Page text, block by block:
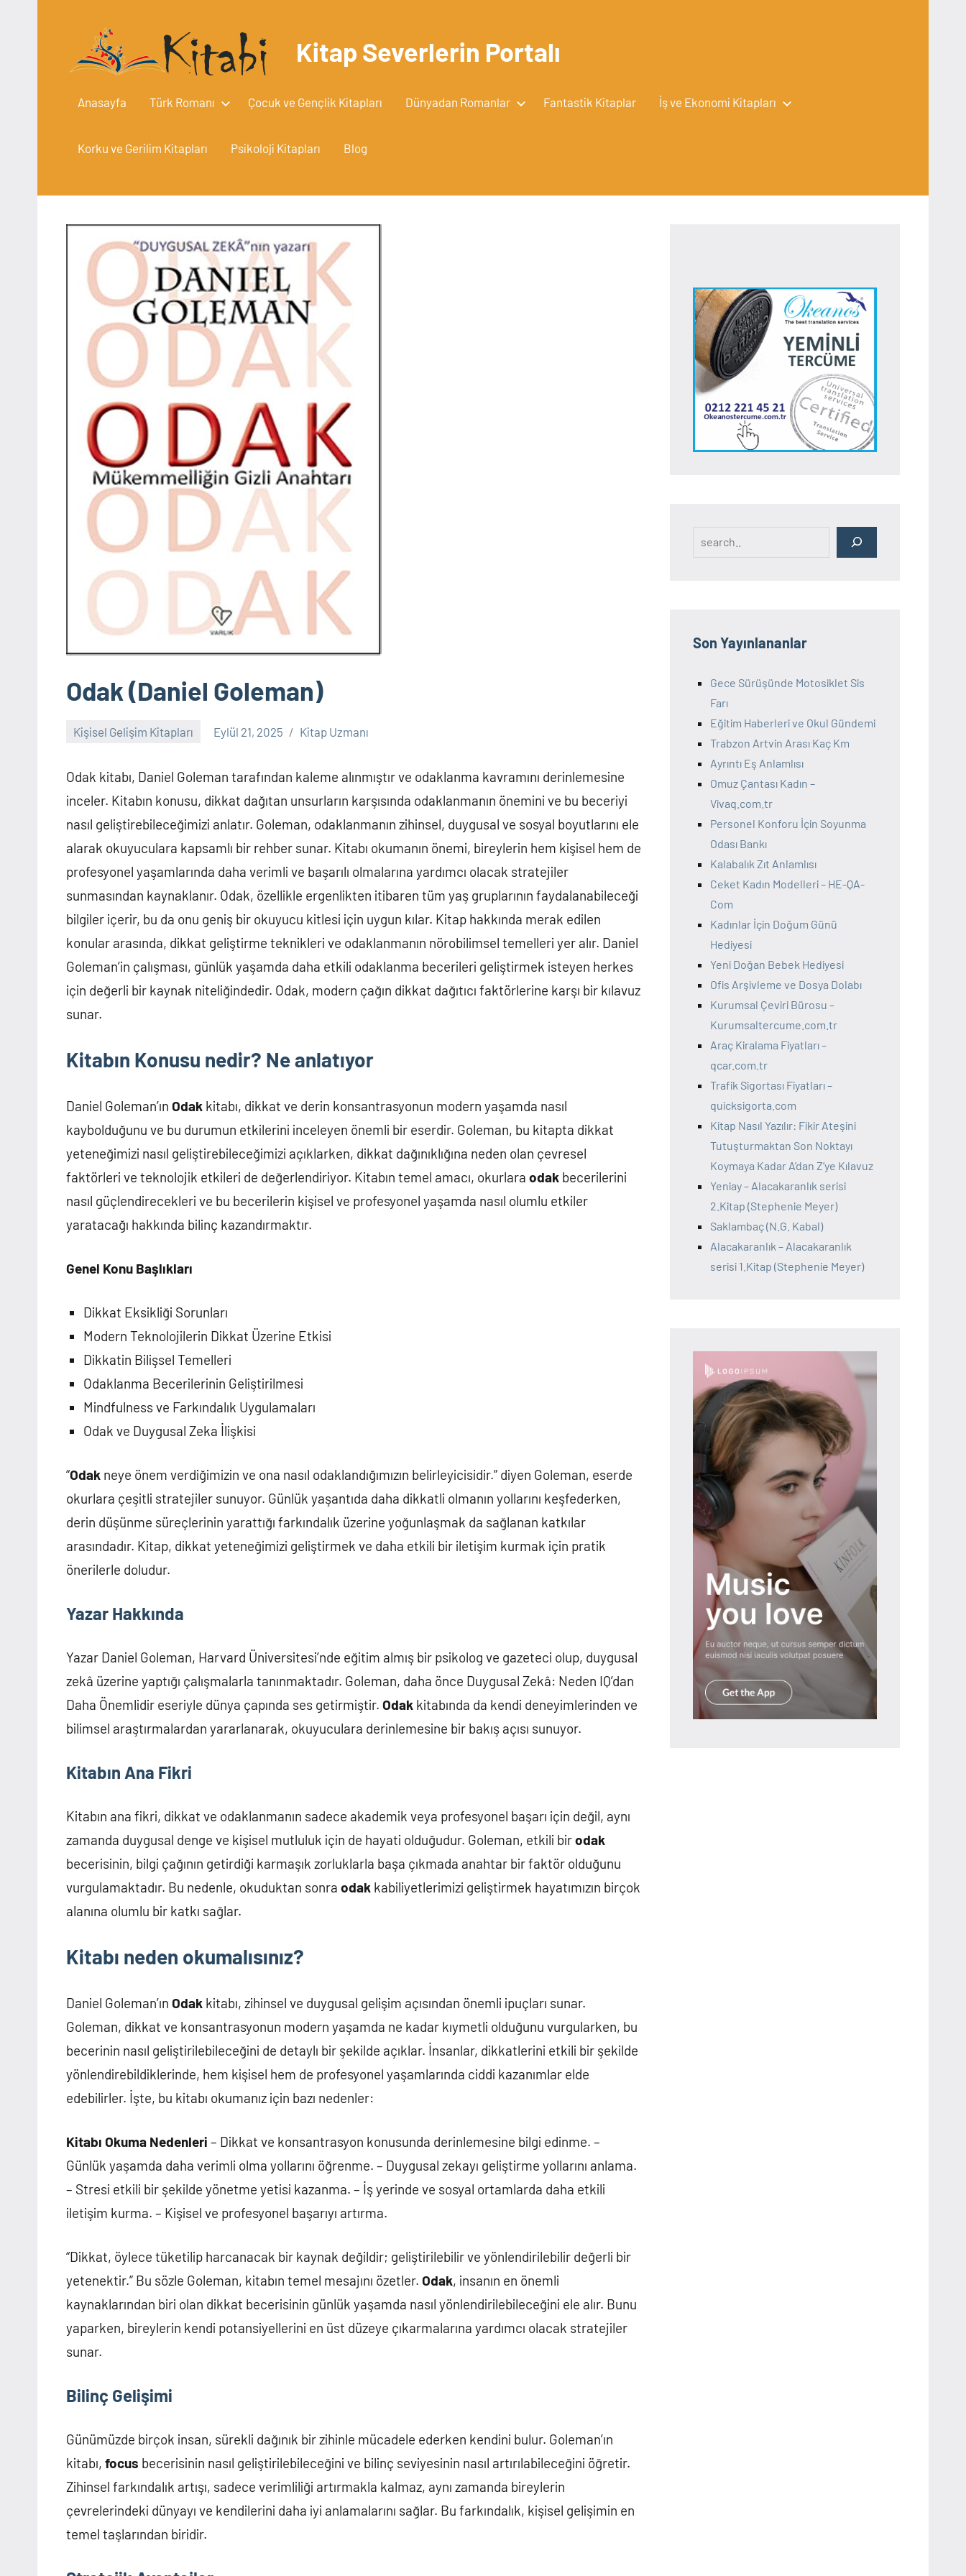
Kitap Severlerin Portalı
Anasayfa Türk Romanı Çocuk ve Gençlik Kitapları Dünyadan Romanlar Fantastik Kitaplar İş ve Ekonomi Kitapları
Korku ve Gerilim Kitapları Psikoloji Kitapları Blog
Odak (Daniel Goleman)
Kişisel Gelişim Kitapları Eylül 21, 2025 Kitap Uzmanı
Yorum
Odak kitabı, Daniel Goleman tarafından kaleme alınmıştır ve odaklanma kavramını derinlemesine
inceler. Kitabın konusu, dikkat dağıtan unsurların karşısında odaklanmanın önemini ve bu beceriyi
nasıl geliştirebileceğimizi anlatır. Goleman, odaklanmanın zihinsel, duygusal ve sosyal boyutlarını ele
alarak okuyuculara kapsamlı bir rehber sunar. Kitabı okumanın önemi, bireylerin hem kişisel hem de
profesyonel yaşamlarında daha verimli ve başarılı olmalarına yardımcı olacak stratejiler
sunmasından kaynaklanır. Odak, özellikle ergenlikten itibaren tüm yaş gruplarının faydalanabileceği
bilgiler içerir, bu da onu geniş bir okuyucu kitlesi için uygun kılar. Kitap hakkında merak edilen
konular arasında, dikkat geliştirme teknikleri ve odaklanmanın nörobilimsel temelleri yer alır. Daniel
Goleman’in çalışması, günlük yaşamda daha etkili odaklanma becerileri geliştirmek isteyen herkes
için değerli bir kaynak niteliğindedir. Odak, modern çağın dikkat dağıtıcı faktörlerine karşı bir kılavuz
sunar.
Kitabın Konusu nedir? Ne anlatıyor
Daniel Goleman’ın Odak kitabı, dikkat ve derin konsantrasyonun modern yaşamda nasıl
kaybolduğunu ve bu durumun etkilerini inceleyen önemli bir eserdir. Goleman, bu kitapta dikkat
yeteneğimizi nasıl geliştirebileceğimizi açıklarken, dikkat dağınıklığına neden olan çevresel
faktörleri ve teknolojik etkileri de değerlendiriyor. Kitabın temel amacı, okurlara odak becerilerini
nasıl güçlendirecekleri ve bu becerilerin kişisel ve profesyonel yaşamda nasıl olumlu etkiler
yaratacağı hakkında bilinç kazandırmaktır.
Genel Konu Başlıkları
Dikkat Eksikliği Sorunları
Modern Teknolojilerin Dikkat Üzerine Etkisi
Dikkatin Bilişsel Temelleri
Odaklanma Becerilerinin Geliştirilmesi
Mindfulness ve Farkındalık Uygulamaları
Odak ve Duygusal Zeka İlişkisi
“Odak neye önem verdiğimizin ve ona nasıl odaklandığımızın belirleyicisidir.” diyen Goleman, eserde
okurlara çeşitli stratejiler sunuyor. Günlük yaşantıda daha dikkatli olmanın yollarını keşfederken,
derin düşünme süreçlerinin yarattığı farkındalık üzerine yoğunlaşmak da sağlanan katkılar
arasındadır. Kitap, dikkat yeteneğimizi geliştirmek ve daha etkili bir iletişim kurmak için pratik
önerilerle doludur.
Yazar Hakkında
Yazar Daniel Goleman, Harvard Üniversitesi’nde eğitim almış bir psikolog ve gazeteci olup, duygusal
zekâ üzerine yaptığı çalışmalarla tanınmaktadır. Goleman, daha önce Duygusal Zekâ: Neden IQ’dan
Daha Önemlidir eseriyle dünya çapında ses getirmiştir. Odak kitabında da kendi deneyimlerinden ve
bilimsel araştırmalardan yararlanarak, okuyuculara derinlemesine bir bakış açısı sunuyor.
Kitabın Ana Fikri
Kitabın ana fikri, dikkat ve odaklanmanın sadece akademik veya profesyonel başarı için değil, aynı
zamanda duygusal denge ve kişisel mutluluk için de hayati olduğudur. Goleman, etkili birodak
becerisinin, bilgi çağının getirdiği karmaşık zorluklarla başa çıkmada anahtar bir faktör olduğunu
vurgulamaktadır. Bu nedenle, okuduktan sonra odak kabiliyetlerimizi geliştirmek hayatımızın birçok
alanına olumlu bir katkı sağlar.
Kitabı neden okumalısınız?
Daniel Goleman’ın Odak kitabı, zihinsel ve duygusal gelişim açısından önemli ipuçları sunar.
Goleman, dikkat ve konsantrasyonun modern yaşamda ne kadar kıymetli olduğunu vurgularken, bu
becerinin nasıl geliştirilebileceğini de detaylı bir şekilde açıklar. İnsanlar, dikkatlerini etkili bir şekilde
yönlendirebildiklerinde, hem kişisel hem de profesyonel yaşamlarında ciddi kazanımlar elde
edebilirler. İşte, bu kitabı okumanız için bazı nedenler:
Kitabı Okuma Nedenleri – Dikkat ve konsantrasyon konusunda derinlemesine bilgi edinme. –
Günlük yaşamda daha verimli olma yollarını öğrenme. – Duygusal zekayı geliştirme yollarını anlama.
– Stresi etkili bir şekilde yönetme yetisi kazanma. – İş yerinde ve sosyal ortamlarda daha etkili
iletişim kurma. – Kişisel ve profesyonel başarıyı artırma.
“Dikkat, öylece tüketilip harcanacak bir kaynak değildir; geliştirilebilir ve yönlendirilebilir değerli bir
yetenektir.” Bu sözle Goleman, kitabın temel mesajını özetler. Odak, insanın en önemli
kaynaklarından biri olan dikkat becerisinin günlük yaşamda nasıl yönlendirilebileceğini ele alır. Bunu
yaparken, bireylerin kendi potansiyellerini en üst düzeye çıkarmalarına yardımcı olacak stratejiler
sunar.
Bilinç Gelişimi
Günümüzde birçok insan, sürekli dağınık bir zihinle mücadele ederken kendini bulur. Goleman’ın
kitabı, focus becerisinin nasıl geliştirilebileceğini ve bilinç seviyesinin nasıl artırılabileceğini öğretir.
Zihinsel farkındalık artışı, sadece verimliliği artırmakla kalmaz, aynı zamanda bireylerin
çevrelerindeki dünyayı ve kendilerini daha iyi anlamalarını sağlar. Bu farkındalık, kişisel gelişimin en
temel taşlarından biridir.
Son Yayınlananlar
Gece Sürüşünde Motosiklet Sis
Farı
Eğitim Haberleri ve Okul Gündemi
Trabzon Artvin Arası Kaç Km
Ayrıntı Eş Anlamlısı
Omuz Çantası Kadın –
Vivaq.com.tr
Personel Konforu İçin Soyunma
Odası Bankı
Kalabalık Zıt Anlamlısı
Ceket Kadın Modelleri – HE-QA-
Com
Kadınlar İçin Doğum Günü
Hediyesi
Yeni Doğan Bebek Hediyesi
Ofis Arşivleme ve Dosya Dolabı
Kurumsal Çeviri Bürosu –
Kurumsaltercume.com.tr
Araç Kiralama Fiyatları –
qcar.com.tr
Trafik Sigortası Fiyatları –
quicksigorta.com
Kitap Nasıl Yazılır: Fikir Ateşini
Tutuşturmaktan Son Noktayı
Koymaya Kadar A’dan Z’ye Kılavuz
Yeniay – Alacakaranlık serisi
2.Kitap (Stephenie Meyer)
Saklambaç (N.G. Kabal)
Alacakaranlık – Alacakaranlık
serisi 1.Kitap (Stephenie Meyer)